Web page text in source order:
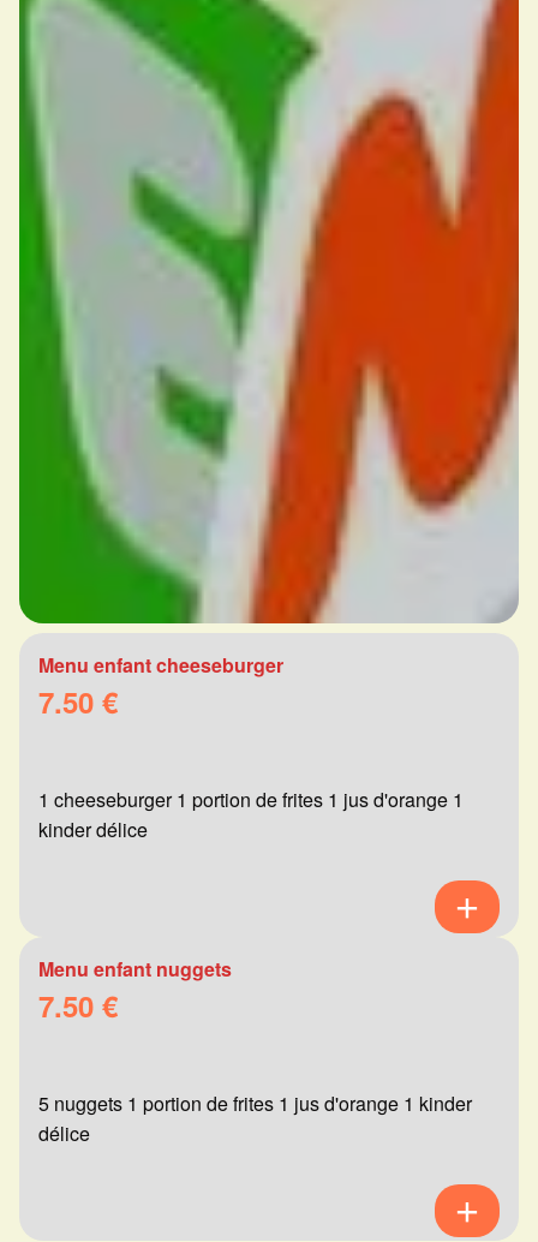
Menu enfant cheeseburger
7.50 €
1 cheeseburger 1 portion de frites 1 jus d'orange 1
kinder délice
Menu enfant nuggets
7.50 €
5 nuggets 1 portion de frites 1 jus d'orange 1 kinder
délice